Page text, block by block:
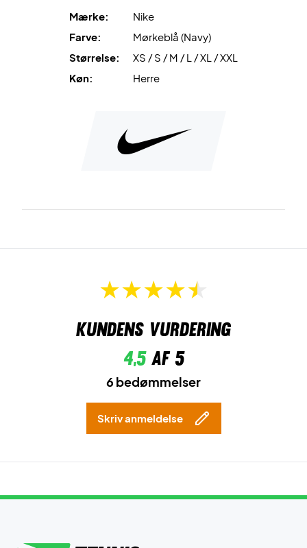
Mærke:
Nike
Farve:
Mørkeblå (Navy)
Størrelse:
XS / S / M / L / XL / XXL
Køn:
Herre
Kundens vurdering
4,5af 5
6 bedømmelser
Skriv anmeldelse